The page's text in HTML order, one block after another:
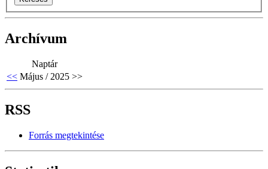
Archívum
Naptár
<< Május / 2025 >>
RSS
Forrás megtekintése